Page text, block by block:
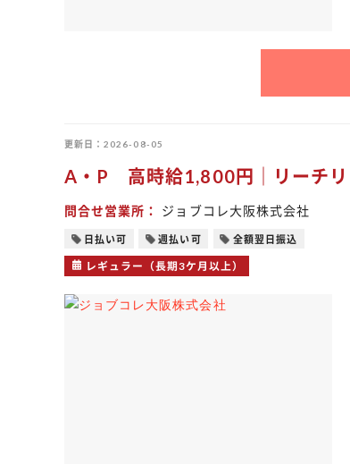
更新日 2026-08-05
A・P 高時給1,800円｜リーチリ
問合せ営業所 ジョブコレ大阪株式会社
日払い可 週払い可 全額翌日振込
レギュラー（長期3ケ月以上）